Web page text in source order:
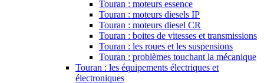
Touran : moteurs essence
Touran : moteurs diesels IP
Touran : moteurs diesel CR
Touran : boites de vitesses et transmissions
Touran : les roues et les suspensions
Touran : problèmes touchant la mécanique
Touran : les équipements électriques et
électroniques